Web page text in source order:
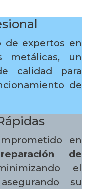
de expertos en
metálicas, un
calidad para
de
en
reparación de
el
su